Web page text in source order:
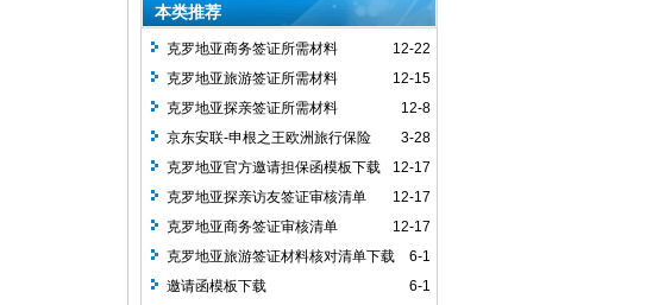
本类推荐
12-22
克罗地亚商务签证所需材料
12-15
克罗地亚旅游签证所需材料
12-8
克罗地亚探亲签证所需材料
3-28
京东安联-申根之王欧洲旅行保险
12-17
克罗地亚官方邀请担保函模板下载
12-17
克罗地亚探亲访友签证审核清单
12-17
克罗地亚商务签证审核清单
6-1
克罗地亚旅游签证材料核对清单下载
6-1
邀请函模板下载